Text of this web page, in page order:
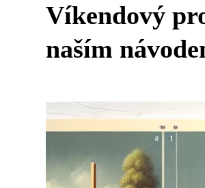
Víkendový
naším